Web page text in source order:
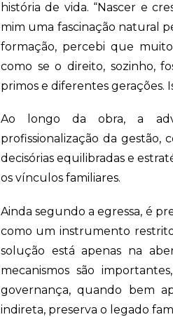
história de vida. “Nascer e
mim uma fascinação natural
formação, percebi que
como se o direito, sozinho,
primos e diferentes gerações.
Ao longo da obra, a
profissionalização da
decisórias equilibradas e
os vínculos familiares.
Ainda segundo a egressa, é
como um instrumento
solução está apenas na
mecanismos são
governança, quando bem
indireta, preserva o legado